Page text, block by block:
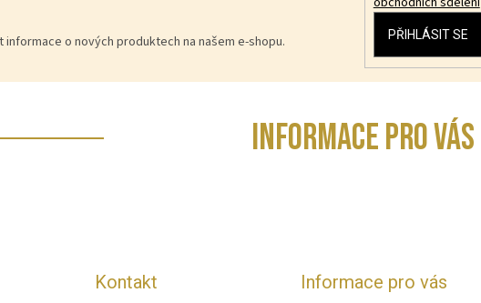
o nových produktech na našem e-shopu. PŘIHLÁSIT SE
INFORMACE PRO VÁS
Kontakt Informace pro vás